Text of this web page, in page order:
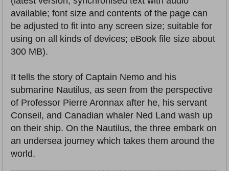
available; font size and contents of the page can
be adjusted to fit into any screen size; suitable for
using on all kinds of devices; eBook file size about
300 MB).
It tells the story of Captain Nemo and his
submarine Nautilus, as seen from the perspective
of Professor Pierre Aronnax after he, his servant
Conseil, and Canadian whaler Ned Land wash up
on their ship. On the Nautilus, the three embark on
an undersea journey which takes them around the
world.